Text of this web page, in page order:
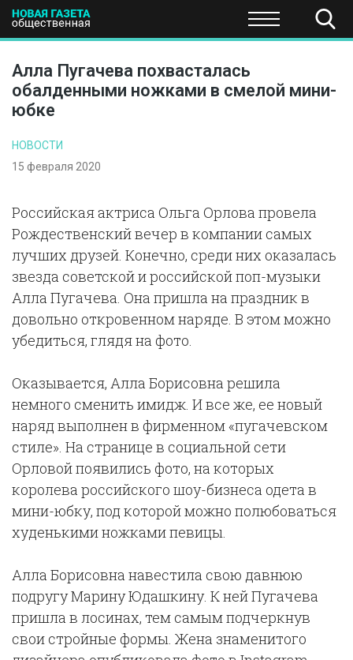
ПОЛИТИКА ЭКОНОМИКА НАУКА И
Алла Пугачева похвасталась
обалденными ножками в смелой мини-
юбке
НОВОСТИ
15 февраля 2020
Российская актриса Ольга Орлова провела
Рождественский вечер в компании самых
лучших друзей. Конечно, среди них оказалась
звезда советской и российской поп-музыки
Алла Пугачева. Она пришла на праздник в
довольно откровенном наряде. В этом можно
убедиться, глядя на фото.
Оказывается, Алла Борисовна решила
немного сменить имидж. И все же, ее новый
наряд выполнен в фирменном «пугачевском
стиле». На странице в социальной сети
Орловой появились фото, на которых
королева российского шоу-бизнеса одета в
мини-юбку, под которой можно полюбоваться
худенькими ножками певицы.
Алла Борисовна навестила свою давнюю
подругу Марину Юдашкину. К ней Пугачева
пришла в лосинах, тем самым подчеркнув
свои стройные формы. Жена знаменитого